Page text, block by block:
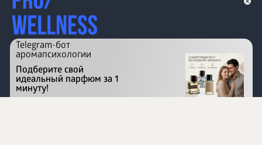
Перейти на сайт
Telegram-бот
аромапсихологии
Подберите свой
идеальный парфюм за 1
минуту!